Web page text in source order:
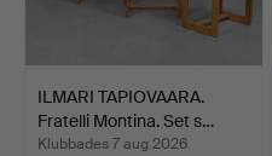
ILMARI TAPIOVAARA.
Fratelli Montina. Set s…
Klubbades 7 aug 2026